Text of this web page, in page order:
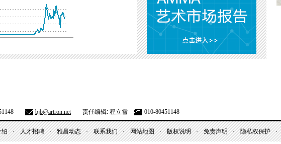
bjb@artron.net 责任编辑: 程立雪 010-80451148
绍 人才招聘 雅昌动态 联系我们 网站地图 版权说明 免责声明 隐私权保护